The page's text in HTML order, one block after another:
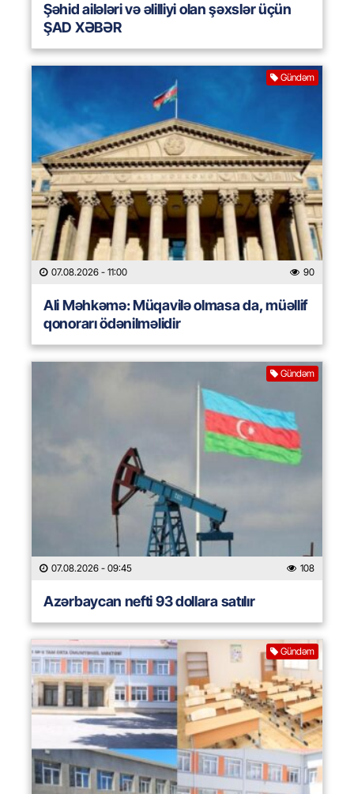
Şəhid ailələri və əlilliyi olan şəxslər üçün
ŞAD XƏBƏR
Gündəm
07.08.2026 - 11:00 90
Ali Məhkəmə: Müqavilə olmasa da, müəllif
qonorarı ödənilməlidir
Gündəm
07.08.2026 - 09:45 108
Azərbaycan nefti 93 dollara satılır
Gündəm